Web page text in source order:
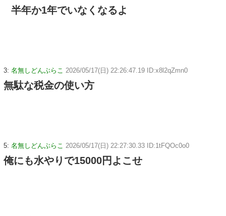
半年か1年でいなくなるよ
3: 名無しどんぶらこ 2026/05/17(日) 22:26:47.19 ID:x8l2qZmn0
無駄な税金の使い方
5: 名無しどんぶらこ 2026/05/17(日) 22:27:30.33 ID:1tFQOc0o0
俺にも水やりで15000円よこせ